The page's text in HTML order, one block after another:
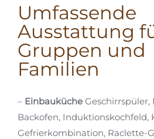
Umfassende
Ausstattung
Gruppen und
Familien
– Einbauküche Geschirrspüler,
Backofen, Induktionskochfeld,
Gefrierkombination, Raclette-